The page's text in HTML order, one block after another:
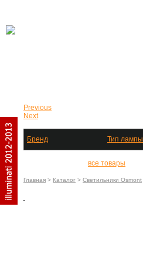
Previous
Next
Бренд Тип лампы
все товары
Главная > Каталог > Светильники Osmont